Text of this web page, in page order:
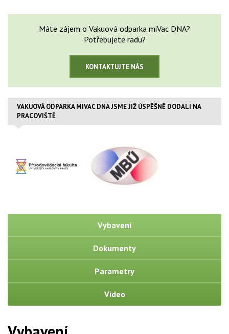
Máte zájem o Vakuová odparka miVac DNA?
Potřebujete radu?
KONTAKTUJTE NÁS
VAKUOVÁ ODPARKA MIVAC DNA JSME JIŽ ÚSPĚŠNĚ DODALI NA
PRACOVIŠTĚ
Vybavení
Dokumenty
Parametry
Video